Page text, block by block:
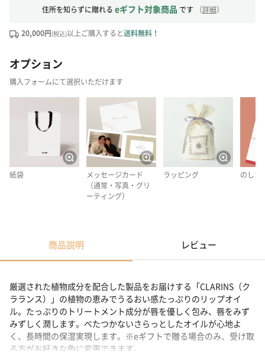
住所を知らずに贈れる eギフト対象商品 です （詳細）
20,000円(税込)以上ご購入すると送料無料！
オプション
購入フォームにて選択いただけます
紙袋
メッセージカード
（通常・写真・グリ
ーティング）
ラッピング のしカ
商品説明 レビュー
厳選された植物成分を配合した製品をお届けする「CLARINS（ク
ラランス）」の植物の恵みでうるおい感たっぷりのリップオイ
ル。たっぷりのトリートメント成分が唇を優しく包み、唇をみず
みずしく潤します。べたつかないさらっとしたオイルが心地よ
く、長時間の保湿実現します。※eギフトで贈る場合のみ、受け取
る方がお好きな色に変更できます。